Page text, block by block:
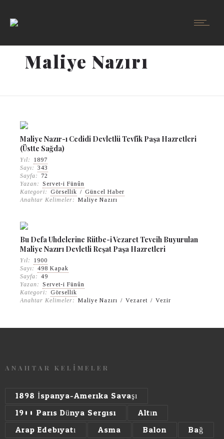
Maliye Nazırı
Maliye Nazır-ı Cedidi Devletlü Tevfik Paşa Hazretleri
(Üstte Sağda)
Yıl:
1897
Sayı: 343
Sayfa:
72
Yazan: Servet-i Fünûn
Kategori:
Görsellik / Güncel Haber
Anahtar Kelimeler: Maliye Nazırı
Bu Defa Uhdelerine Rütbe-i Vezaret Tevcih Buyurulan
Maliye Nazırı Devletli Reşat Paşa Hazretleri
Yıl:
1900
Sayı: 498 Kapak
Sayfa: 49
Yazan: Servet-i Fünûn
Kategori:
Görsellik
Anahtar Kelimeler: Maliye Nazırı / Vezaret / Vezir
ANAHTAR KELİMELER
1898 İspanya-Amerika Savaşı
1900 Paris Dünya Sergisi
Altın
Arap Edebiyatı
Asma Balon
Bağ